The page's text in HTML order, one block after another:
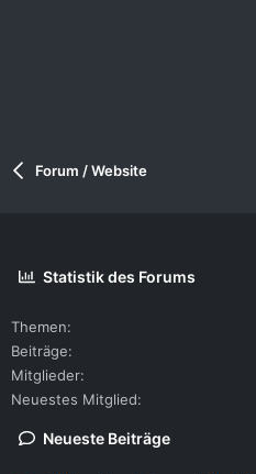
Forum / Website
Statistik des Forums
Themen
Beiträge
Mitglieder
Neuestes Mitglied
Neueste Beiträge